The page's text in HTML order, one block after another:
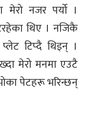
मेरो नजर पर्यो ।
थिए । नजिकै
टिप्दै थिइन् ।
मेरो मनमा एउटै
पेटहरू भरिन्छन्